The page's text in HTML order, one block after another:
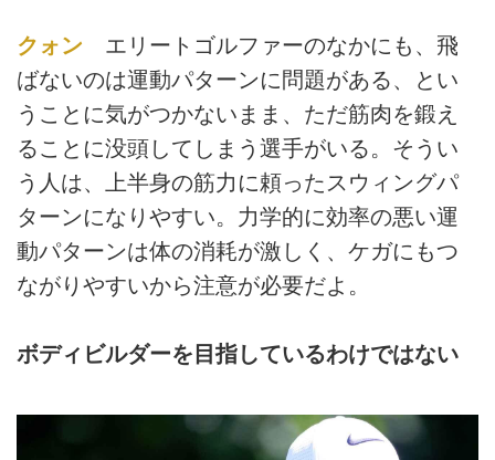
クォン エリートゴルファーのなかにも、飛
ばないのは運動パターンに問題がある、とい
うことに気がつかないまま、ただ筋肉を鍛え
ることに没頭してしまう選手がいる。そうい
う人は、上半身の筋力に頼ったスウィングパ
ターンになりやすい。力学的に効率の悪い運
動パターンは体の消耗が激しく、ケガにもつ
ながりやすいから注意が必要だよ。
ボディビルダーを目指しているわけではない